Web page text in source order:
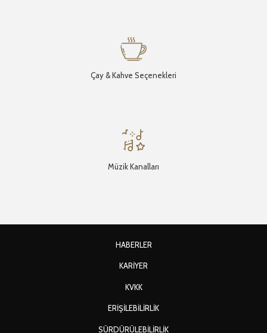
Çay & Kahve Seçenekleri
Müzik Kanalları
HABERLER
KARIYER
KVKKYENI
ERIŞILEBILIRLIK
SÜRDÜRÜLEBILIRLIKYENI